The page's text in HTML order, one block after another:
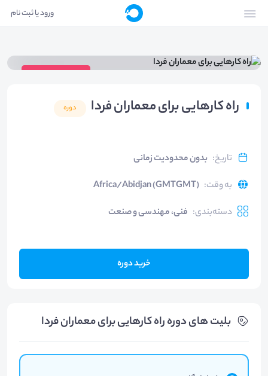
ورود یا ثبت نام
راه کارهایی برای معماران فردا دوره
تاریخ: بدون محدودیت زمانی
به وقت:
Africa/Abidjan (GMTGMT)
دسته‌بندی: فنی، مهندسی و صنعت
خرید دوره
بلیت های دوره راه کارهایی برای معماران فردا